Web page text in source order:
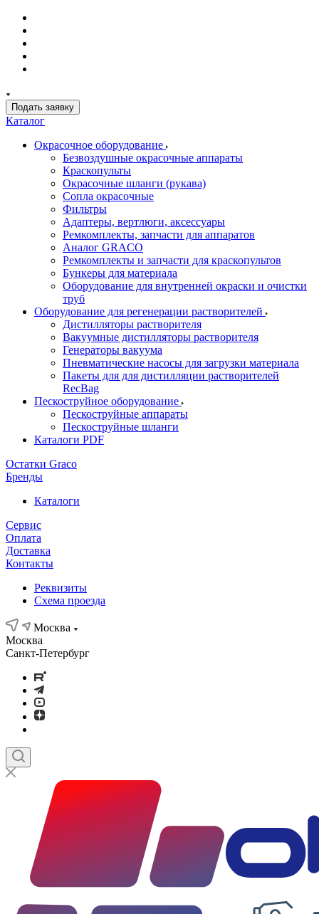
Подать заявку
Каталог
Окрасочное оборудование
Безвоздушные окрасочные аппараты
Краскопульты
Окрасочные шланги (рукава)
Сопла окрасочные
Фильтры
Адаптеры, вертлюги, аксессуары
Ремкомплекты, запчасти для аппаратов
Аналог GRACO
Ремкомплекты и запчасти для краскопультов
Бункеры для материала
Оборудование для внутренней окраски и очистки
труб
Оборудование для регенерации растворителей
Дистилляторы растворителя
Вакуумные дистилляторы растворителя
Генераторы вакуума
Пневматические насосы для загрузки материала
Пакеты для для дистилляции растворителей
RecBag
Пескоструйное оборудование
Пескоструйные аппараты
Пескоструйные шланги
Каталоги PDF
Остатки Graco
Бренды
Каталоги
Сервис
Оплата
Доставка
Контакты
Реквизиты
Схема проезда
Москва
Москва
Санкт-Петербург